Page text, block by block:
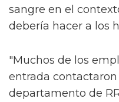
sangre en el
debería hacer a los
"Muchos de los
entrada
departamento de